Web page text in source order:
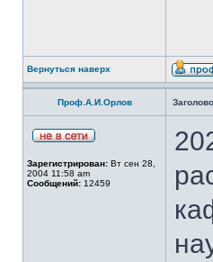
Вернуться наверх
Проф.А.И.Орлов
Зарегистрирован: Вт сен 28,
2004 11:58 am
Сообщений: 12459